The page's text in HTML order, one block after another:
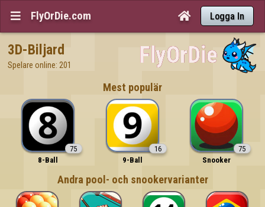
 FlyOrDie.com  Logga In
3D-Biljard
Spelare online: 201
Mest populär
75
8-Ball
16
9-Ball
75
Snooker
Andra pool- och snookervarianter